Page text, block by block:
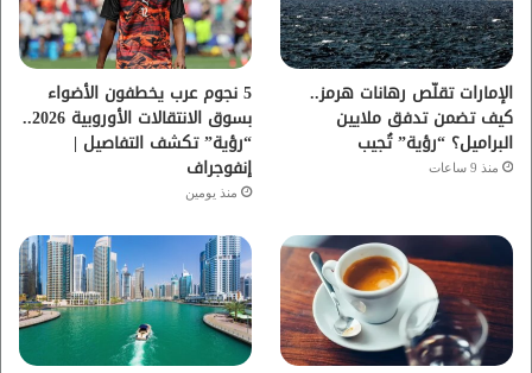
ك
ب
ر
م
الإمارات تقلّص رهانات هرمز..
كيف تضمن تدفق ملايين
البراميل؟ “رؤية” تُجيب
منذ 9 ساعات
5 نجوم عرب يخطفون الأضواء
بسوق الانتقالات الأوروبية 2026..
“رؤية” تكشف التفاصيل |
إنفوجراف
منذ يومين